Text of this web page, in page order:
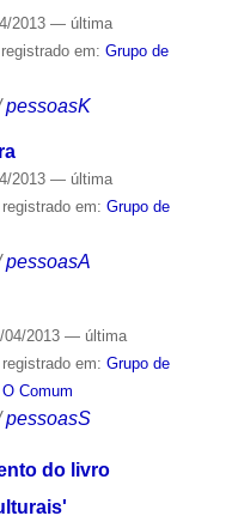
2013 — última
em: Grupo de
pessoasK
2013 — última
em: Grupo de
pessoasA
2013 — última
em: Grupo de
O Comum
pessoasS
do livro